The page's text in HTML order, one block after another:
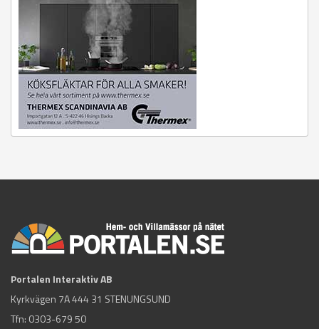
Portalen Interaktiv AB
Kyrkvägen 7A 444 31 STENUNGSUND
Tfn: 0303-679 50